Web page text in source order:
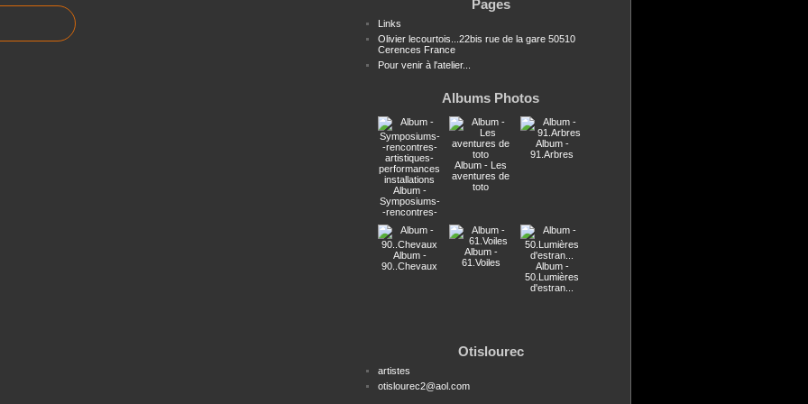
Pages
Links
Olivier lecourtois...22bis rue de la gare 50510
Cerences France
Pour venir à l'atelier...
Albums Photos
Album -
Symposiums-
-rencontres-
artistiques-
performances
installations
Album - Les
aventures de
toto
Album -
91.Arbres
Album -
90..Chevaux
Album -
61.Voiles
Album -
50.Lumières
d'estran...
Otislourec
artistes
otislourec2@aol.com